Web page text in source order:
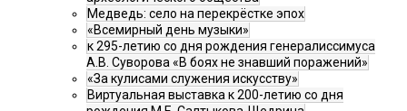
Медведь: село на перекрёстке эпох
«Всемирный день музыки»
к 295-летию со дня рождения генералиссимуса
А.В. Суворова «В боях не знавший поражений»
«За кулисами служения искусству»
Виртуальная выставка к 200-летию со дня